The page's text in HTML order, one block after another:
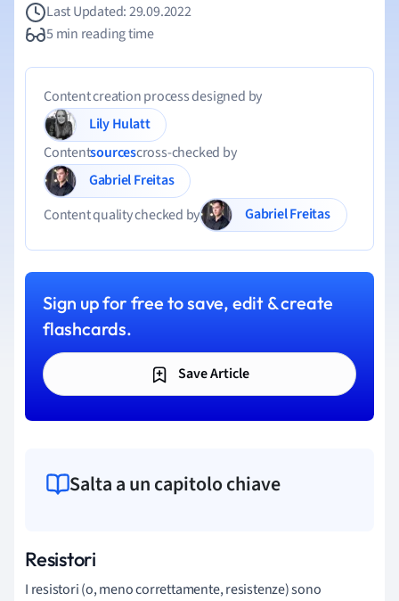
Last Updated: 29.09.2022
5 min reading time
Content creation process designed by
Lily Hulatt
Contentsourcescross-checked by
Gabriel Freitas
Content quality checked by
Gabriel Freitas
Sign up for free to save, edit & create
flashcards.
Save Article
Salta a un capitolo chiave
Resistori
I resistori (o, meno correttamente, resistenze) sono